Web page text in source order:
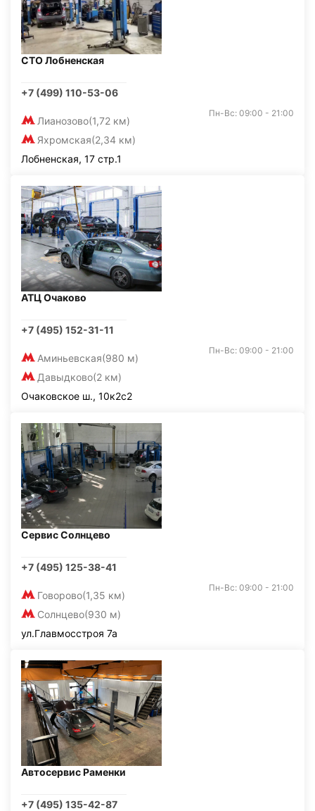
СТО Лобненская
+7 (499) 110-53-06
Лианозово(1,72 км)
Яхромская(2,34 км)
Пн-Вс: 09:00 - 21:00
Лобненская, 17 стр.1
АТЦ Очаково
+7 (495) 152-31-11
Аминьевская(980 м)
Давыдково(2 км)
Пн-Вс: 09:00 - 21:00
Очаковское ш., 10к2с2
Сервис Солнцево
+7 (495) 125-38-41
Говорово(1,35 км)
Солнцево(930 м)
Пн-Вс: 09:00 - 21:00
ул.Главмосстроя 7а
Автосервис Раменки
+7 (495) 135-42-87